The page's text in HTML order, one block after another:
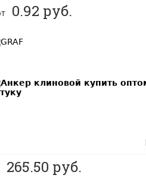
0.92 руб.
265.50 руб.